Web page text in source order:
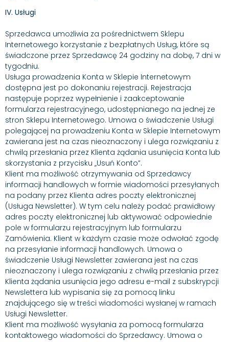
IV. Usługi
Sprzedawca umożliwia za pośrednictwem Sklepu
Internetowego korzystanie z bezpłatnych Usług, które są
świadczone przez Sprzedawcę 24 godziny na dobę, 7 dni w
tygodniu.
Usługa prowadzenia Konta w Sklepie Internetowym
dostępna jest po dokonaniu rejestracji. Rejestracja
następuje poprzez wypełnienie i zaakceptowanie
formularza rejestracyjnego, udostępnianego na jednej ze
stron Sklepu Internetowego. Umowa o świadczenie Usługi
polegającej na prowadzeniu Konta w Sklepie Internetowym
zawierana jest na czas nieoznaczony i ulega rozwiązaniu z
chwilą przesłania przez Klienta żądania usunięcia Konta lub
skorzystania z przycisku „Usuń Konto”.
Klient ma możliwość otrzymywania od Sprzedawcy
informacji handlowych w formie wiadomości przesyłanych
na podany przez Klienta adres poczty elektronicznej
(Usługa Newsletter). W tym celu należy podać prawidłowy
adres poczty elektronicznej lub aktywować odpowiednie
pole w formularzu rejestracyjnym lub formularzu
Zamówienia. Klient w każdym czasie może odwołać zgodę
na przesyłanie informacji handlowych. Umowa o
świadczenie Usługi Newsletter zawierana jest na czas
nieoznaczony i ulega rozwiązaniu z chwilą przesłania przez
Klienta żądania usunięcia jego adresu e-mail z subskrypcji
Newslettera lub wypisania się za pomocą linku
znajdującego się w treści wiadomości wysłanej w ramach
Usługi Newsletter.
Klient ma możliwość wysyłania za pomocą formularza
kontaktowego wiadomości do Sprzedawcy. Umowa o